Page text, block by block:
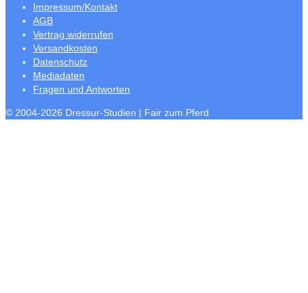
Impressum/Kontakt
AGB
Vertrag widerrufen
Versandkosten
Datenschutz
Mediadaten
Fragen und Antworten
© 2004-2026 Dressur-Studien | Fair zum Pferd